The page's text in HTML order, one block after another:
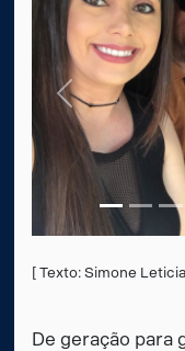
Anterior
[ Texto: Simone
De geração para